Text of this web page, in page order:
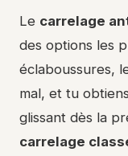
Le carrelage
des options les
éclaboussures,
mal, et tu
glissant dès la
carrelage